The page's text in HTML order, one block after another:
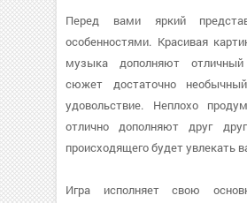
Перед вами яркий
особенностями. Красивая
музыка дополняют
сюжет достаточно
удовольствие. Неплохо
отлично дополняют друг
происходящего будет увлекать
Игра исполняет свою